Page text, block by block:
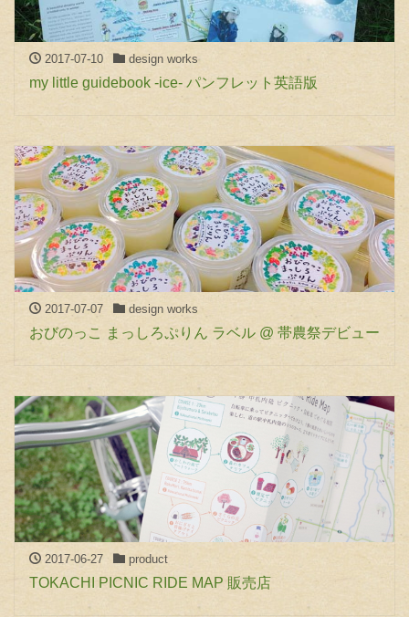
2017-07-10 design works
my little guidebook -ice- パンフレット英語版
2017-07-07 design works
おびのっこ まっしろぷりん ラベル @ 帯農祭デビュー
2017-06-27 product
TOKACHI PICNIC RIDE MAP 販売店